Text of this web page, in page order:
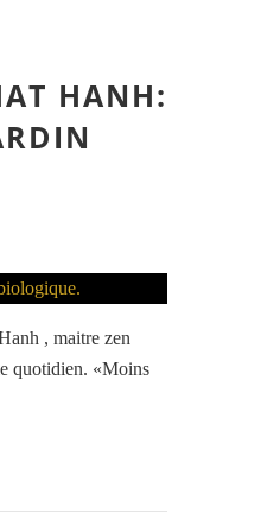
HANH:
, maitre zen
quotidien. «Moins